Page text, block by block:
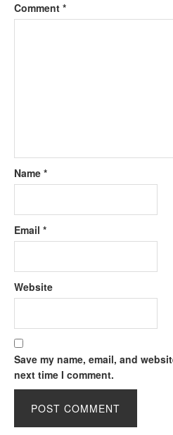
Comment *
Name *
Email *
Website
Save my name, email, and
next time I comment.